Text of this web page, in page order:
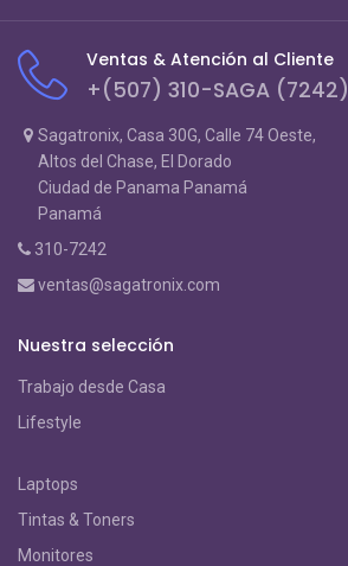
Ventas & Atención al Cliente
+(507) 310-SAGA (7242)
Sagatronix, Casa 30G, Calle 74 Oeste,
Altos del Chase, El Dorado
Ciudad de Panama Panamá
Panamá
310-7242
ventas@sagatronix.com
Nuestra selección
Trabajo desde Casa
Lifestyle
Laptops
Tintas & Toners
Monitores